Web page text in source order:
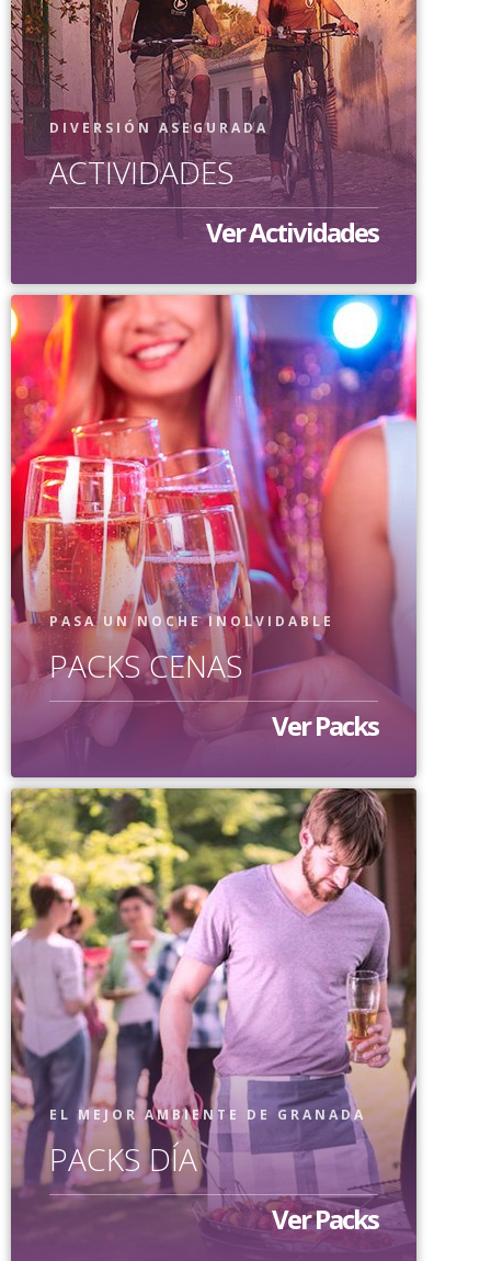
DIVERSIÓN ASEGURADA
ACTIVIDADES
Ver Actividades
PASA UN NOCHE INOLVIDABLE
PACKS CENAS
Ver Packs
EL MEJOR AMBIENTE DE GRANADA
PACKS DÍA
Ver Packs